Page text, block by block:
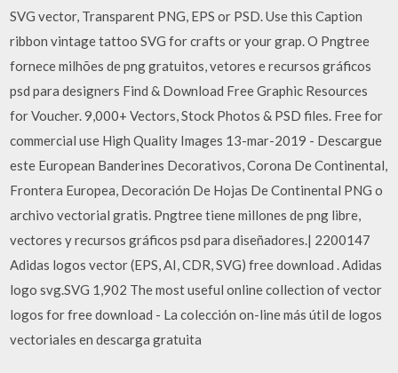
SVG vector, Transparent PNG, EPS or PSD. Use this Caption
ribbon vintage tattoo SVG for crafts or your grap. O Pngtree
fornece milhões de png gratuitos, vetores e recursos gráficos
psd para designers Find & Download Free Graphic Resources
for Voucher. 9,000+ Vectors, Stock Photos & PSD files. Free for
commercial use High Quality Images 13-mar-2019 - Descargue
este European Banderines Decorativos, Corona De Continental,
Frontera Europea, Decoración De Hojas De Continental PNG o
archivo vectorial gratis. Pngtree tiene millones de png libre,
vectores y recursos gráficos psd para diseñadores.| 2200147
Adidas logos vector (EPS, AI, CDR, SVG) free download . Adidas
logo svg.SVG 1,902 The most useful online collection of vector
logos for free download - La colección on-line más útil de logos
vectoriales en descarga gratuita